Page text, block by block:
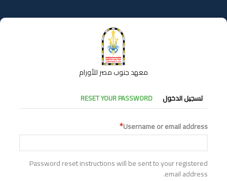
إلى
المحتوى
معهد جنوب مصر للأورام
التبويبات
الأساسية
تسجيل الدخول RESET YOUR PASSWORD
Username or email address
Password reset instructions will be sent to your registered
email address.